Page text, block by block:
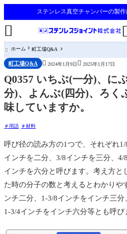
ステンレス真空チャンバーの製

 ホーム 町工場Q&A
町工場Q&A  2024年1月9日  2025年1月17日
Q0357 いちぶ(一分)、に
分)、よんぶ(四分)、ろく
味していますか。
用語 材料
呼び径の読み方の1つで、それぞれ
インチを二分、3/8インチを三分、4/
インチを六分と呼びます。考え方と
た時の分子の数と考えるとわかりや
ンチ二分、1-3/8インチをインチ三分
1-3/4インチをインチ六分等とも呼び